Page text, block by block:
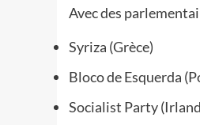
Avec des
Syriza (Grèce)
Bloco de Esquerda
Socialist Party